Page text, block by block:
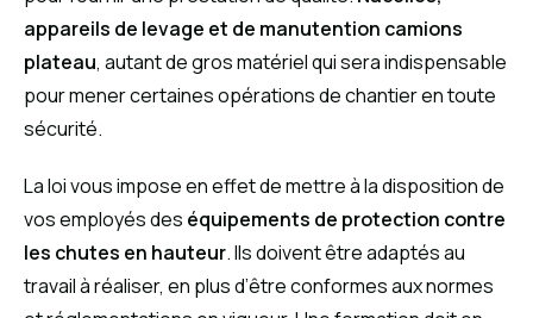
appareils de levage et de manutention camions
plateau, autant de gros matériel qui sera indispensable
pour mener certaines opérations de chantier en toute
sécurité.
La loi vous impose en effet de mettre à la disposition de
vos employés des équipements de protection contre
les chutes en hauteur. Ils doivent être adaptés au
travail à réaliser, en plus d’être conformes aux normes